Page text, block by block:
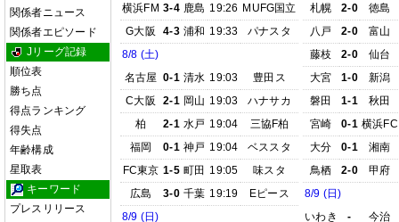
関係者ニュース
関係者エピソード
Jリーグ記録
順位表
勝ち点
得点ランキング
得失点
年齢構成
星取表
キーワード
プレスリリース
横浜FM 3-4 鹿島 19:26 MUFG国立
G大阪
4-3 浦和 19:33
パナスタ
8/8 (土)
名古屋 0-1 清水 19:03
豊田ス
C大阪
2-1 岡山 19:03
ハナサカ
柏
2-1 水戸 19:04
三協F柏
福岡
0-1 神戸 19:04
ベススタ
FC東京 1-5 町田 19:05
味スタ
広島
3-0 千葉 19:19
Eピース
8/9 (日)
札幌
2-0
徳島
八戸
2-0
富山
藤枝
2-0
仙台
大宮
1-0
新潟
磐田
1-1
秋田
宮崎
0-1 横浜FC
大分
0-1
湘南
鳥栖
2-0
甲府
8/9 (日)
いわき
-
今治